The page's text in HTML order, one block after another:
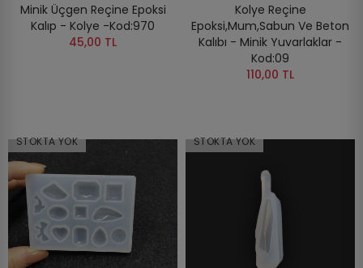
Minik Üçgen Reçine Epoksi
Kalıp - Kolye -Kod:970
45,00 TL
Kolye Reçine
Epoksi,Mum,Sabun Ve Beton
Kalıbı - Minik Yuvarlaklar -
Kod:09
110,00 TL
STOKTA YOK STOKTA YOK